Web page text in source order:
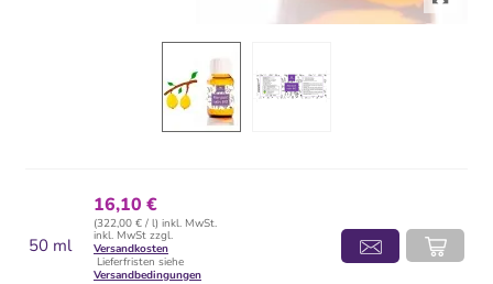
50 ml
16,10 €
(322,00 € / l) inkl. MwSt.
inkl. MwSt zzgl.
Versandkosten
Lieferfristen siehe
Versandbedingungen